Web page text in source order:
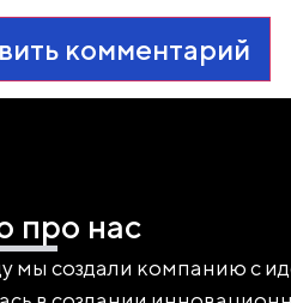
про нас
мы создали компанию с